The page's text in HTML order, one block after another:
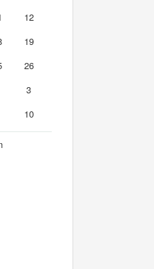
12
19
26
3
10